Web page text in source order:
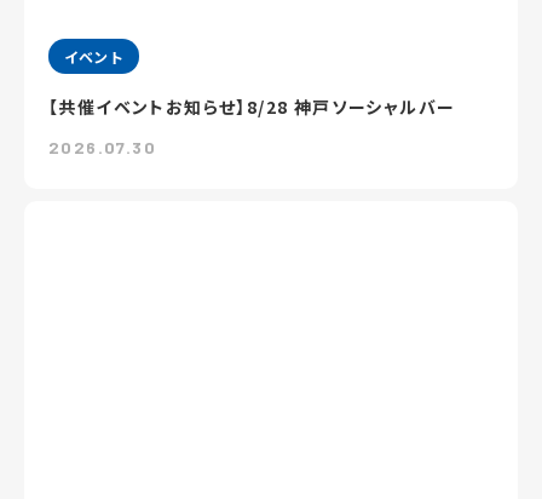
イベント
【共催イベントお知らせ】8/28 神戸ソーシャルバー
2026.07.30